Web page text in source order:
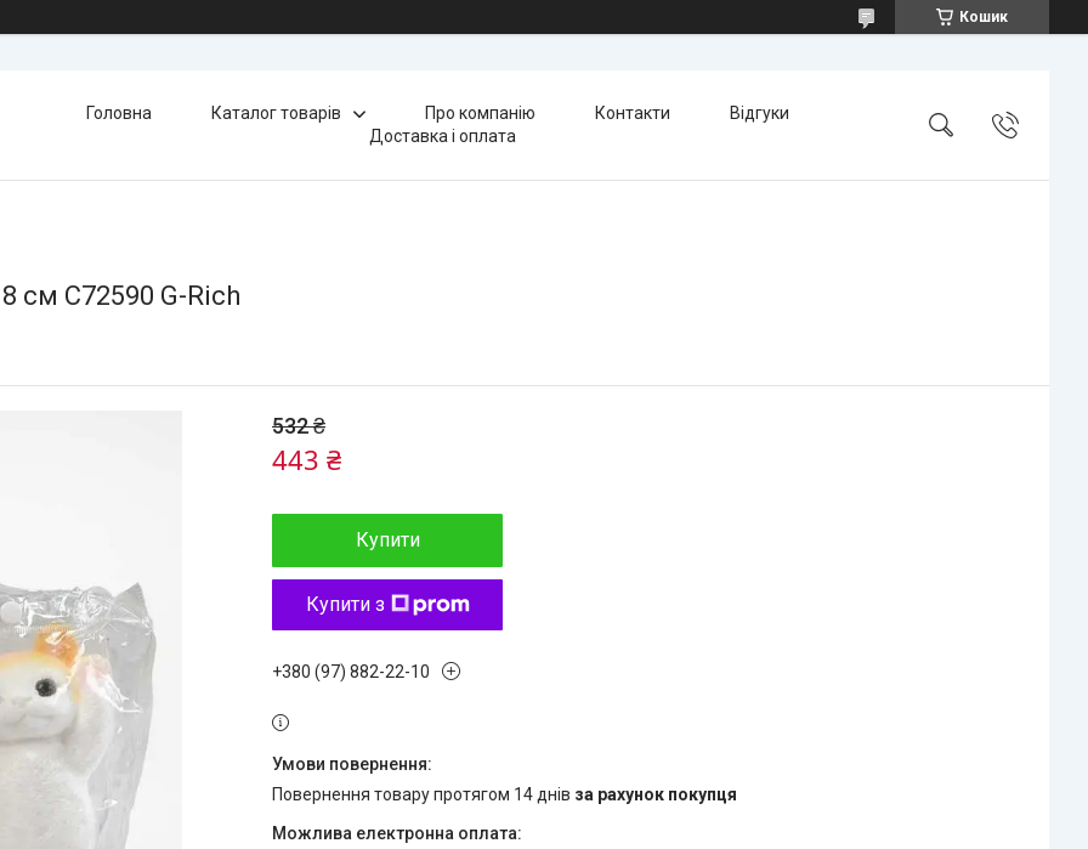
Кошик
Головна Каталог товарів Про компанію Контакти
Відгуки
Доставка і оплата
см C72590 G-Rich
532 ₴
443 ₴
Купити
Купити з
+380 (97) 882-22-10
повернення товару протягом 14 днів за рахунок покупця